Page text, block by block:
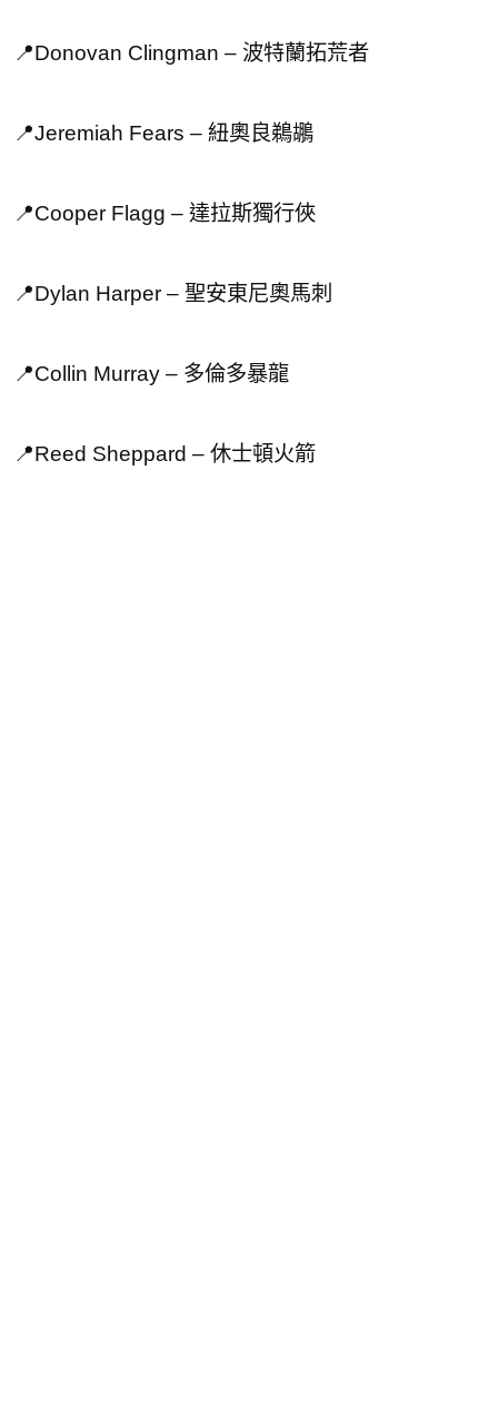
📍Donovan Clingman – 波特蘭拓荒者
📍Jeremiah Fears – 紐奧良鵜鶘
📍Cooper Flagg – 達拉斯獨行俠
📍Dylan Harper – 聖安東尼奧馬刺
📍Collin Murray – 多倫多暴龍
📍Reed Sheppard – 休士頓火箭